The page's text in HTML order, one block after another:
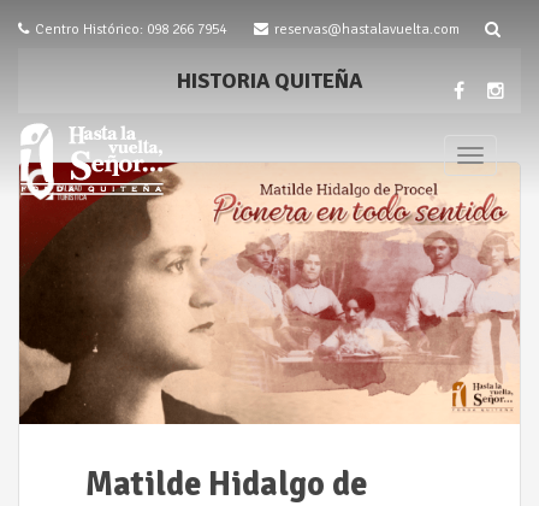
Centro Histórico: 098 266 7954 reservas@hastalavuelta.com
T
g
g
e
n
a
v
i
g
HISTORIA QUITEÑA
Matilde Hidalgo de